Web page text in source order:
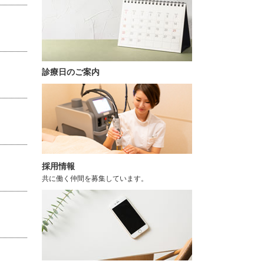
診療日のご案内
採用情報
共に働く仲間を募集しています。